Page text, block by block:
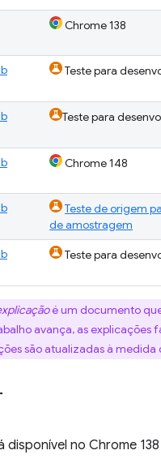
Chrome 138
Teste para
Teste para
Chrome 148
Teste de origem
de amostragem
Teste para
é um documento
avança, as explicações
são atualizadas à medida
disponível no Chrome